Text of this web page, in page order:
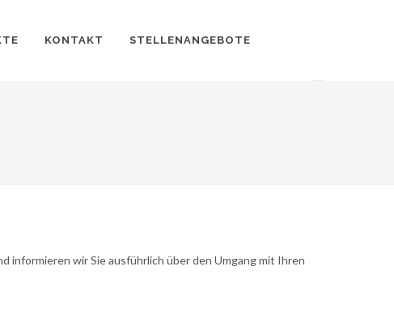
KONTAKT STELLENANGEBOTE
wir Sie ausführlich über den Umgang mit Ihren